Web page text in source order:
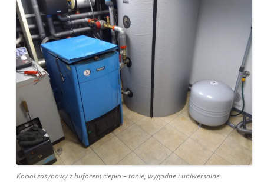
Kocioł zasypowy z buforem ciepła – tanie, wygodne i uniwersalne